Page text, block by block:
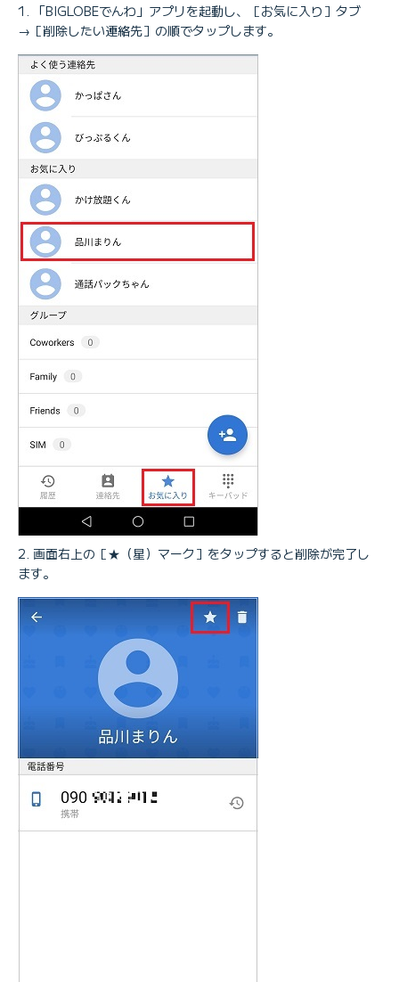
「BIGLOBEでんわ」アプリを起動し、［お気に入り］タブ
→［削除したい連絡先］の順でタップします。
画面右上の［★（星）マーク］をタップすると削除が完了し
ます。